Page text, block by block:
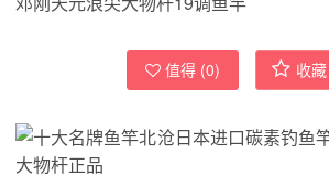
值得 (0) 收